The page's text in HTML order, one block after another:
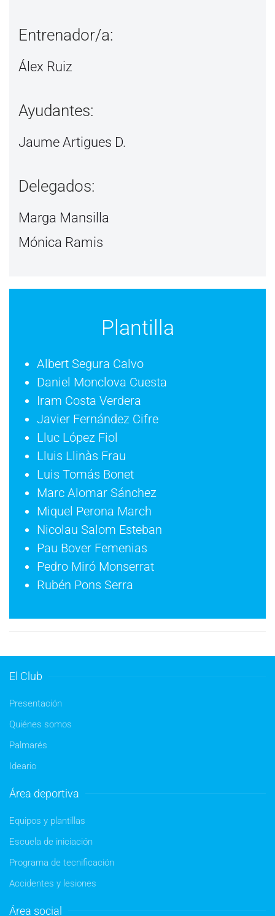
Entrenador/a:
Álex Ruiz
Ayudantes:
Jaume Artigues D.
Delegados:
Marga Mansilla
Mónica Ramis
Plantilla
Albert Segura Calvo
Daniel Monclova Cuesta
Iram Costa Verdera
Javier Fernández Cifre
Lluc López Fiol
Lluis Llinàs Frau
Luis Tomás Bonet
Marc Alomar Sánchez
Miquel Perona March
Nicolau Salom Esteban
Pau Bover Femenias
Pedro Miró Monserrat
Rubén Pons Serra
El Club
Presentación
Quiénes somos
Palmarés
Ideario
Área deportiva
Equipos y plantillas
Escuela de iniciación
Programa de tecnificación
Accidentes y lesiones
Área social